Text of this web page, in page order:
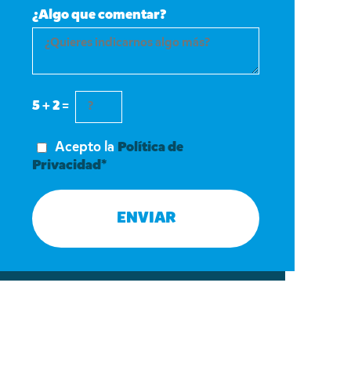
¿Algo que comentar?
5 + 2 =
Acepto la Política de
Privacidad*
ENVIAR